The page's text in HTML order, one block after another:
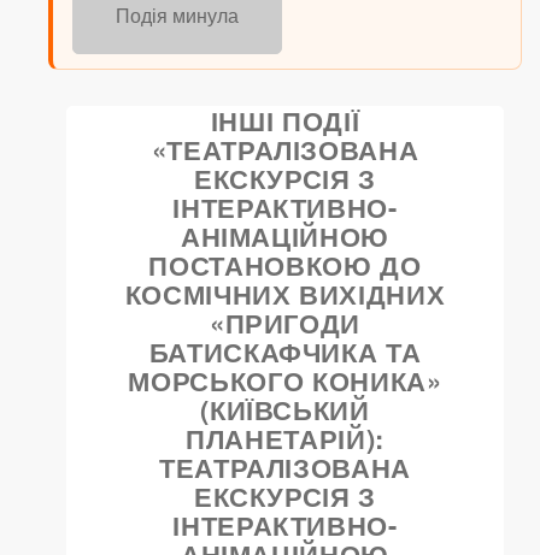
Подія минула
ІНШІ ПОДІЇ
«ТЕАТРАЛІЗОВАНА
ЕКСКУРСІЯ З
ІНТЕРАКТИВНО-
АНІМАЦІЙНОЮ
ПОСТАНОВКОЮ ДО
КОСМІЧНИХ ВИХІДНИХ
«ПРИГОДИ
БАТИСКАФЧИКА ТА
МОРСЬКОГО КОНИКА»
(КИЇВСЬКИЙ
ПЛАНЕТАРІЙ):
ТЕАТРАЛІЗОВАНА
ЕКСКУРСІЯ З
ІНТЕРАКТИВНО-